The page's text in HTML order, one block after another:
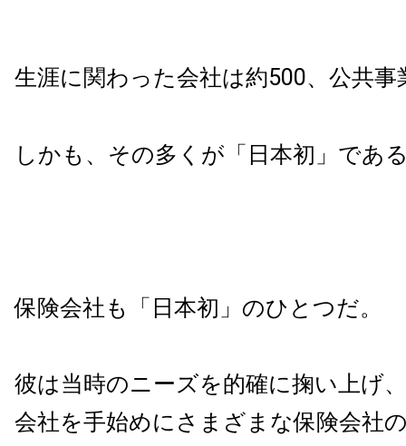
生涯に関わった会社は約500、公共事
しかも、その多くが「日本初」であ
保険会社も「日本初」のひとつだ。
彼は当時のニーズを的確に掬い上げ
会社を手始めにさまざまな保険会社